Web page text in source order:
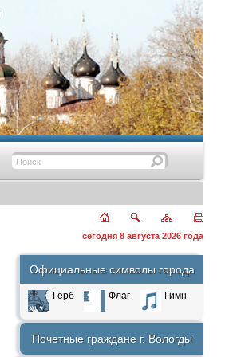
сегодня 8 августа 2026 года
Официальные символы города
Герб Флаг Гимн
Почетные граждане г. Вологды